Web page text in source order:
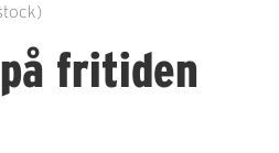
fritiden